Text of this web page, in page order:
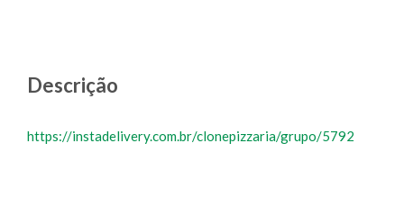
Descrição
https://instadelivery.com.br/clonepizzaria/grupo/5792